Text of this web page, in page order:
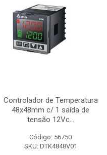
Controlador de Temperatura
48x48mm c/ 1 saída de
tensão 12Vc...
Código: 56750
SKU: DTK4848V01